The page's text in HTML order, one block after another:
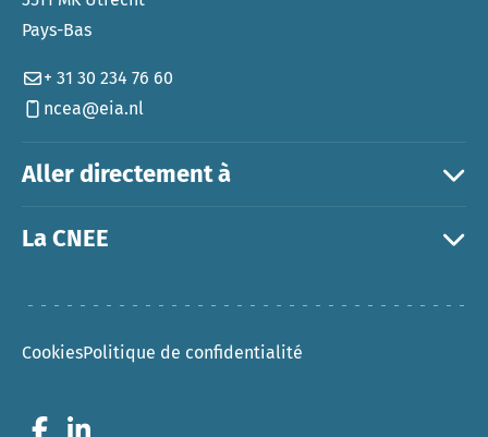
Aller directement à
La CNEE
Pays-Bas
+ 31 30 234 76 60
ncea@eia.nl
CookiesPolitique de confidentialité
Go to Facebook
Go to LinkedIn